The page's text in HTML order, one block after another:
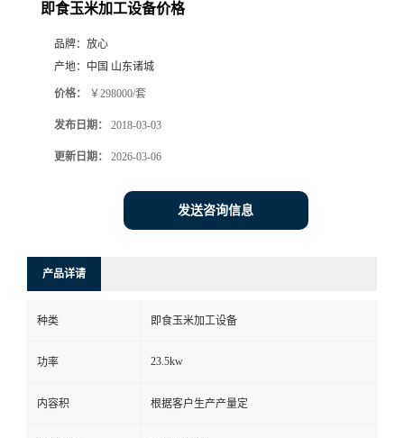
即食玉米加工设备价格
品牌： 放心
产地： 中国 山东诸城
价格： ￥298000/套
发布日期： 2018-03-03
更新日期： 2026-03-06
发送咨询信息
产品详请
种类 即食玉米加工设备
功率 23.5kw
内容积 根据客户生产产量定